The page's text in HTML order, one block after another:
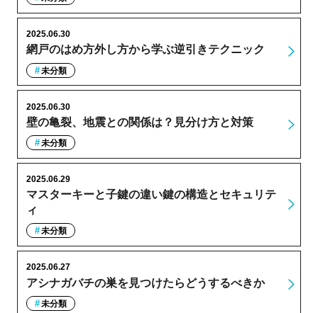
網戸のはめ方外し方から学ぶ逆引きテクニック
2025.06.30
未分類
壁の亀裂、地震との関係は？見分け方と対策
2025.06.30
未分類
マスターキーと子鍵の違い鍵の構造とセキュリテ
ィ
2025.06.29
未分類
アシナガバチの巣を見つけたらどうするべきか
2025.06.27
未分類